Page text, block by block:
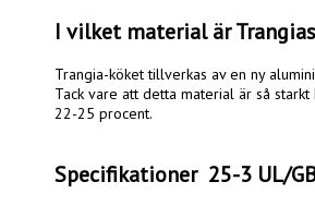
I vilket material är
Trangia-köket tillverkas av en ny
Tack vare att detta material är så
22-25 procent.
Specifikationer  25-3 UL/